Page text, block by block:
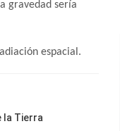
gravedad sería
espacial.
la Tierra